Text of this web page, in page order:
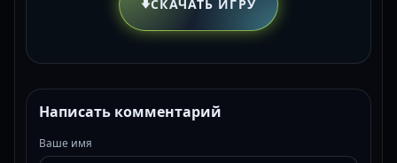
СКАЧАТЬ ИГРУ
Написать комментарий
Ваше имя